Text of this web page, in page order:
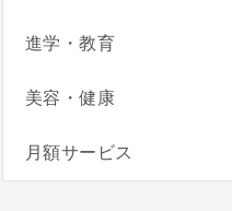
進学・教育
美容・健康
月額サービス